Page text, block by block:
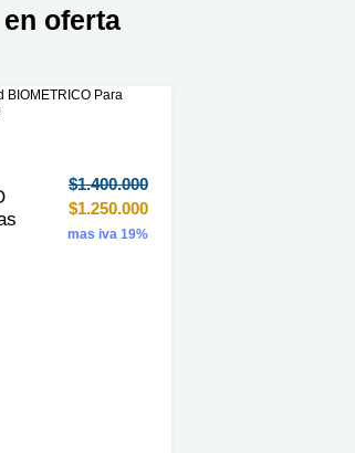
oferta
$1.400.000
$1.250.000
mas iva 19%